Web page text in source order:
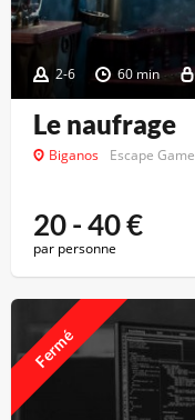
2-6 60 min
Le naufrage
Biganos Escape Game
20 - 40€
par personne
Fermé